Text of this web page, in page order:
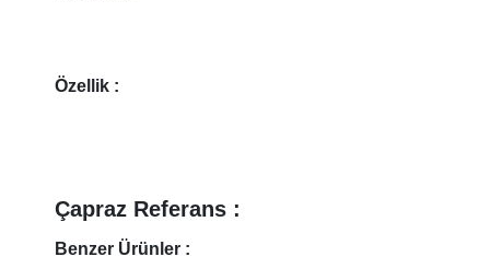
Özellik :
Çapraz Referans :
Benzer Ürünler :